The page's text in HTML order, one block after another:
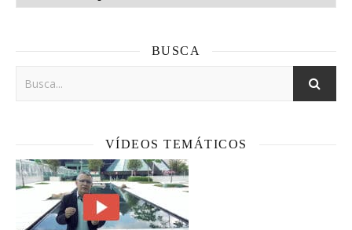
BUSCA
VÍDEOS TEMÁTICOS